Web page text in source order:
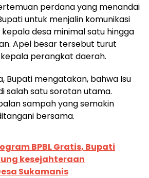
perdana yang menandai
untuk menjalin komunikasi
desa minimal satu hingga
Apel besar tersebut turut
perangkat daerah.
Bupati mengatakan, bahwa Isu
salah satu sorotan utama.
sampah yang semakin
bersama.
BPBL Gratis, Bupati
kesejahteraan
Sukamanis